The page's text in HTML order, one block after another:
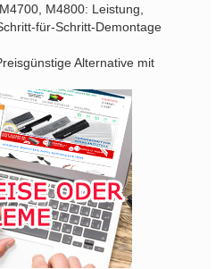
M4800: Leistung,
für-Schritt-Demontage
Alternative mit